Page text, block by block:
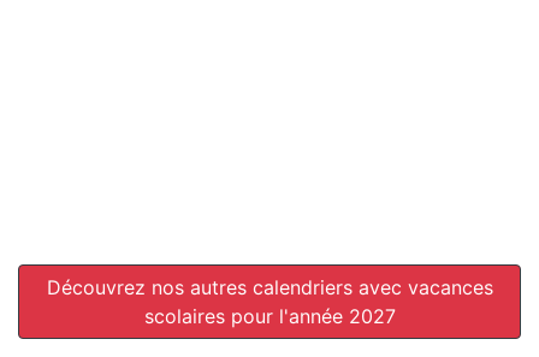
Découvrez nos autres calendriers avec vacances
scolaires pour l'année 2027